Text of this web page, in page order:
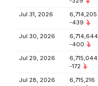
Jul 31, 2026
6,714,205
-439
Jul 30, 2026
6,714,644
-400
Jul 29, 2026
6,715,044
-172
Jul 28, 2026
6,715,216